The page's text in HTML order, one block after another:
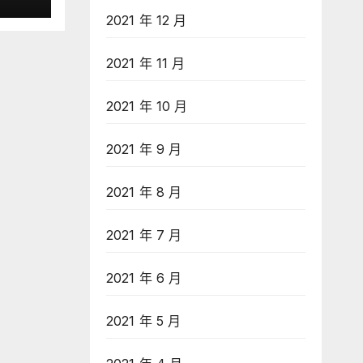
2021 年 12 月
2021 年 11 月
2021 年 10 月
2021 年 9 月
2021 年 8 月
2021 年 7 月
2021 年 6 月
2021 年 5 月